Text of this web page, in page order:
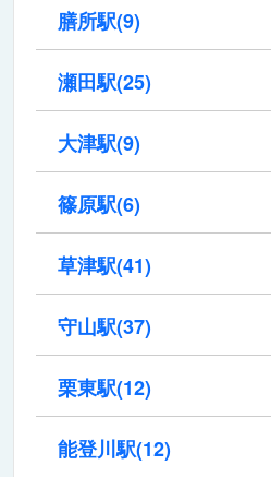
膳所駅(9)
瀬田駅(25)
大津駅(9)
篠原駅(6)
草津駅(41)
守山駅(37)
栗東駅(12)
能登川駅(12)